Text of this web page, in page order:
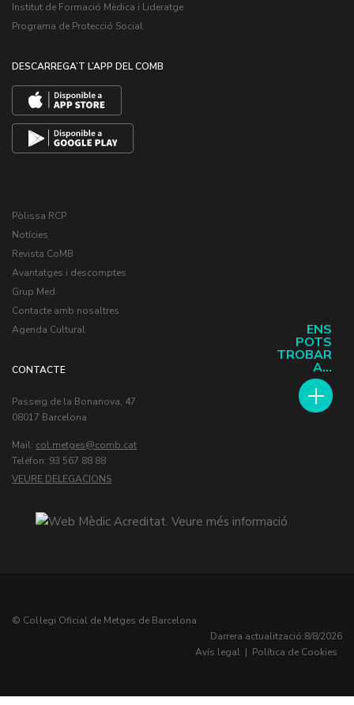
ENS
POTS
TROBAR
A...
Institut de Formació Mèdica i Lideratge
Programa de Protecció Social
DESCARREGA’T L’APP DEL COMB
Pòlissa RCP
Notícies
Revista CoMB
Avantatges i descomptes
Grup Med
Contacte amb nosaltres
Agenda Cultural
CONTACTE
Passeig de la Bonanova, 47
08017 Barcelona
Mail: col.metges
Teléfon: 93 567 88 88
VEURE DELEGACIONS
© Col·legi Oficial de Metges de Barcelona
Darrera actualització:8/8/2026
Avís legal | Política de Cookies